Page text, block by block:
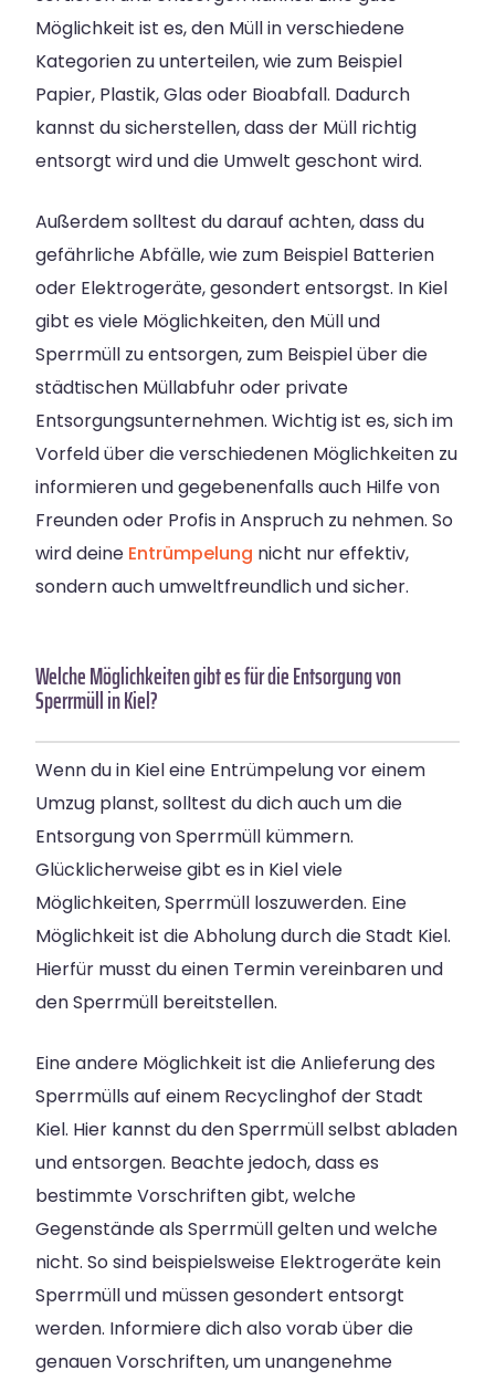
Möglichkeit ist es, den Müll in verschiedene
Kategorien zu unterteilen, wie zum Beispiel
Papier, Plastik, Glas oder Bioabfall. Dadurch
kannst du sicherstellen, dass der Müll richtig
entsorgt wird und die Umwelt geschont wird.
Außerdem solltest du darauf achten, dass du
gefährliche Abfälle, wie zum Beispiel Batterien
oder Elektrogeräte, gesondert entsorgst. In Kiel
gibt es viele Möglichkeiten, den Müll und
Sperrmüll zu entsorgen, zum Beispiel über die
städtischen Müllabfuhr oder private
Entsorgungsunternehmen. Wichtig ist es, sich im
Vorfeld über die verschiedenen Möglichkeiten zu
informieren und gegebenenfalls auch Hilfe von
Freunden oder Profis in Anspruch zu nehmen. So
wird deine Entrümpelung nicht nur effektiv,
sondern auch umweltfreundlich und sicher.
Welche Möglichkeiten gibt es für die Entsorgung von
Sperrmüll in Kiel?
Wenn du in Kiel eine Entrümpelung vor einem
Umzug planst, solltest du dich auch um die
Entsorgung von Sperrmüll kümmern.
Glücklicherweise gibt es in Kiel viele
Möglichkeiten, Sperrmüll loszuwerden. Eine
Möglichkeit ist die Abholung durch die Stadt Kiel.
Hierfür musst du einen Termin vereinbaren und
den Sperrmüll bereitstellen.
Eine andere Möglichkeit ist die Anlieferung des
Sperrmülls auf einem Recyclinghof der Stadt
Kiel. Hier kannst du den Sperrmüll selbst abladen
und entsorgen. Beachte jedoch, dass es
bestimmte Vorschriften gibt, welche
Gegenstände als Sperrmüll gelten und welche
nicht. So sind beispielsweise Elektrogeräte kein
Sperrmüll und müssen gesondert entsorgt
werden. Informiere dich also vorab über die
genauen Vorschriften, um unangenehme